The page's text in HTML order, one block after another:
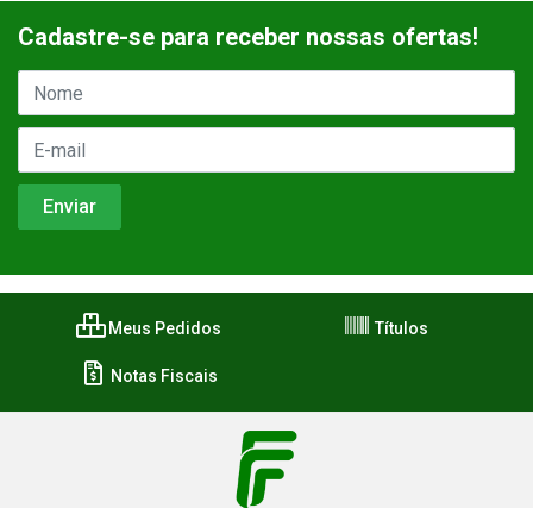
Cadastre-se para receber nossas ofertas!
Meus Pedidos Títulos
Notas Fiscais